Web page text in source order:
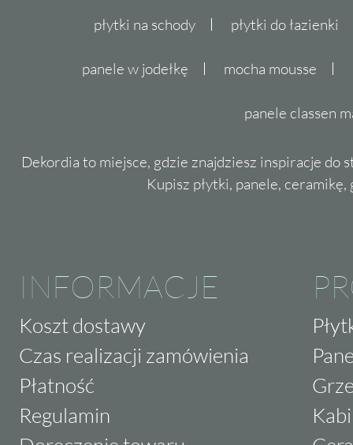
płytki na schody płytki do łazienki
panele w jodełkę mocha mousse
panele classen
Dekordia to miejsce, gdzie znajdziesz inspiracje do
Kupisz płytki, panele,
INFORMACJE
Koszt dostawy
Czas realizacji zamówienia
Płatność
Regulamin